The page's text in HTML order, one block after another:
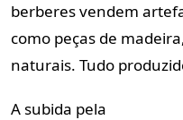
berberes vendem
como peças de
naturais. Tudo
A subida pela